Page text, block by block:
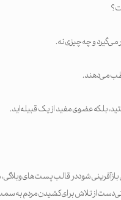
می‌گیرد و چه چیزی نه.
می‌دهند.
بلکه عضوی مفید از یک قبیله‌اید.
شود در قالب پست‌های
محتوای دیگر باشد. وقتی دست از تلاش برای